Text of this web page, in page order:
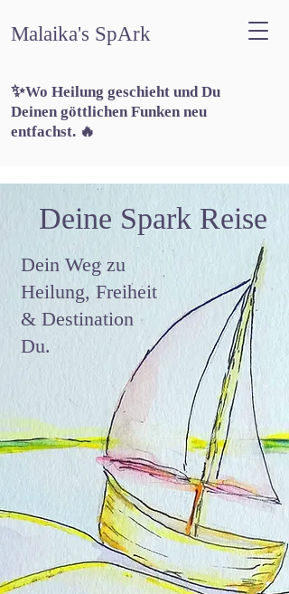
Malaika's SpArk
✨Wo Heilung geschieht und Du
Deinen göttlichen Funken neu
entfachst. 🔥
Deine Spark Reise
Dein Weg zu
Heilung, Freiheit
& Destination
Du.